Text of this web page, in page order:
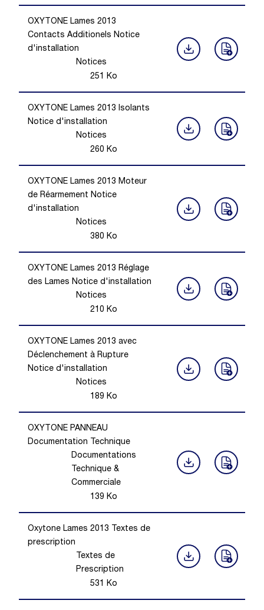
OXYTONE Lames 2013
Contacts Additionels Notice
d'installation
Notices
251 Ko
OXYTONE Lames 2013 Isolants
Notice d'installation
Notices
260 Ko
OXYTONE Lames 2013 Moteur
de Réarmement Notice
d'installation
Notices
380 Ko
OXYTONE Lames 2013 Réglage
des Lames Notice d'installation
Notices
210 Ko
OXYTONE Lames 2013 avec
Déclenchement à Rupture
Notice d'installation
Notices
189 Ko
OXYTONE PANNEAU
Documentation Technique
Documentations
Technique &
Commerciale
139 Ko
Oxytone Lames 2013 Textes de
prescription
Textes de
Prescription
531 Ko